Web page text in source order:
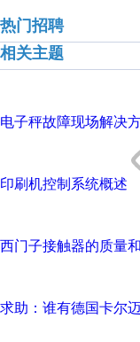
热门招聘
相关主题
电子秤故障现场解决
印刷机控制系统概述
西门子接触器的质量
求助：谁有德国卡尔